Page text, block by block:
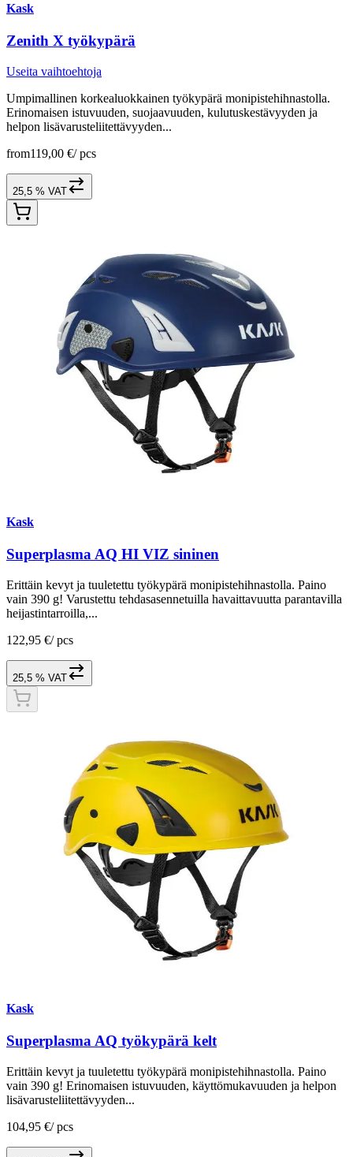
Kask
Zenith X työkypärä
Useita vaihtoehtoja
Umpimallinen korkealuokkainen työkypärä monipistehihnastolla.
Erinomaisen istuvuuden, suojaavuuden, kulutuskestävyyden ja
helpon lisävarusteliitettävyyden...
from119,00 €/ pcs
25,5 % VAT
Kask
Superplasma AQ HI VIZ sininen
Erittäin kevyt ja tuuletettu työkypärä monipistehihnastolla. Paino
vain 390 g! Varustettu tehdasasennetuilla havaittavuutta parantavilla
heijastintarroilla,...
122,95 €/ pcs
25,5 % VAT
Kask
Superplasma AQ työkypärä kelt
Erittäin kevyt ja tuuletettu työkypärä monipistehihnastolla. Paino
vain 390 g! Erinomaisen istuvuuden, käyttömukavuuden ja helpon
lisävarusteliitettävyyden...
104,95 €/ pcs